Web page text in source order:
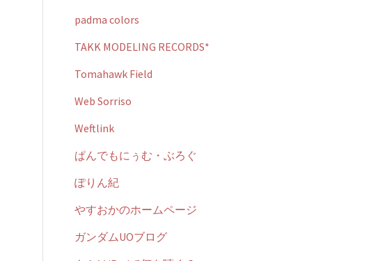
padma colors
TAKK MODELING RECORDS*
Tomahawk Field
Web Sorriso
Weftlink
ぱんでもにぅむ・ぶろぐ
ぽりん紀
やすおかのホームページ
ガンダムUOブログ